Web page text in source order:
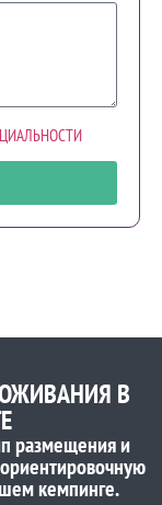
В
размещения и
кемпинге.